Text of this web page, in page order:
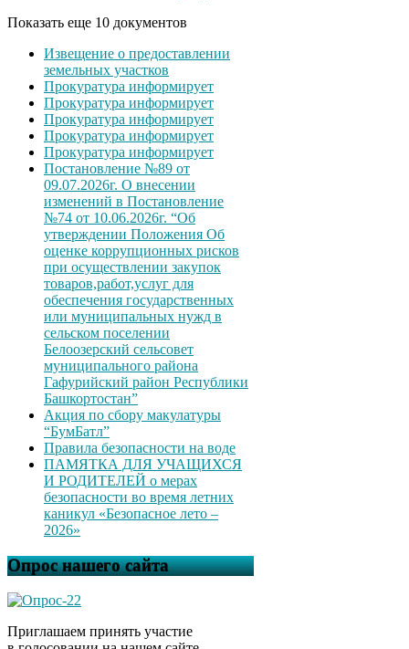
Показать еще 10 документов
Извещение о предоставлении
земельных участков
Прокуратура информирует
Прокуратура информирует
Прокуратура информирует
Прокуратура информирует
Прокуратура информирует
Постановление №89 от
09.07.2026г. О внесении
изменений в Постановление
№74 от 10.06.2026г. “Об
утверждении Положения Об
оценке коррупционных рисков
при осуществлении закупок
товаров,работ,услуг для
обеспечения государственных
или муниципальных нужд в
сельском поселении
Белоозерский сельсовет
муниципального района
Гафурийский район Республики
Башкортостан”
Акция по сбору макулатуры
“БумБатл”
Правила безопасности на воде
ПАМЯТКА ДЛЯ УЧАЩИХСЯ
И РОДИТЕЛЕЙ о мерах
безопасности во время летних
каникул «Безопасное лето –
2026»
Опрос нашего сайта
Приглашаем принять участие